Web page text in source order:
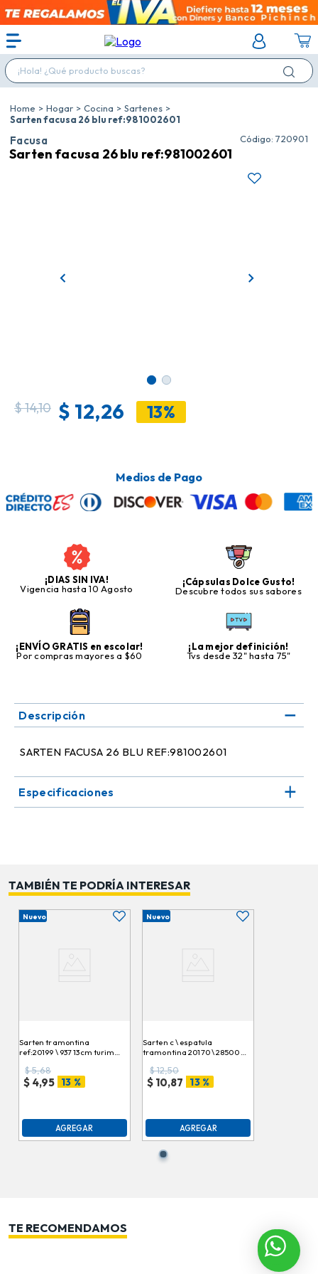
¡Hola! ¿Qué producto buscas?
Hogar Cocina
Sartenes
Sarten facusa 26 blu ref:981002601
Facusa : 720901
Sarten facusa 26 blu ref:981002601
$14,10 $ 12,26 13%
Medios de Pago
¡DIAS SIN IVA!
Vigencia hasta 10 Agosto
¡Cápsulas Dolce Gusto!
Descubre todos sus sabores
¡ENVÍO GRATIS en escolar!
Por compras mayores a $60
¡La mejor definición!
Tvs desde 32" hasta 75"
Descripción
SARTEN FACUSA 26 BLU REF:981002601
Especificaciones
TAMBIÉN TE PODRÍA INTERESAR
Nuevo
Sarten tramontina
ref:20199 \ 937 13cm turim
$5,68
$ 4,95 13 %
AGREGAR
Nuevo
Sarten c \ espatula
tramontina 20170 \ 28500 \
$12,50
$ 10,87 13 %
AGREGAR
TE RECOMENDAMOS